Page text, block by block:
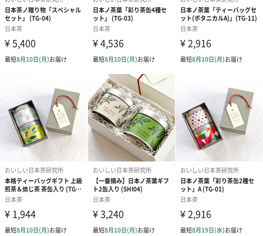
高級感のあるギフト箱
金箔押しも
ギフト箱にセットし紅白の掛け紙＆金の箔押しギフトタグでラッ
【おいしい日本茶研究所】
「もっと身近に、もっと日常に、もっと自由に、日本茶を
楽しもう！」
【おいしい日本茶研究所】は、伝統ある日本茶文化を継承しつ
つ、飲み物としての日本茶はもとより食の視点からも、時流に沿